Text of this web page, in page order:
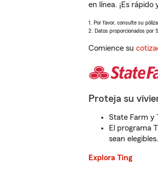
en línea. ¡Es rápido
1. Por favor, consulte su
2. Datos proporcionados por
Comience su
Proteja su
State Farm y
El programa
sean elegibles.
Explora Ting